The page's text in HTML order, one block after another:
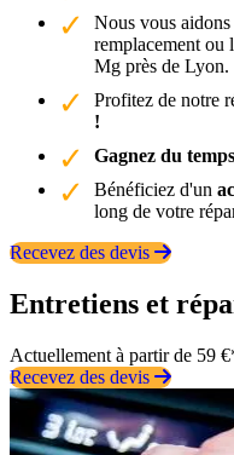
Nous vous
remplacement ou
Mg près de Lyon.
Profitez de notre
!
Gagnez du temps
Bénéficiez d'un
long de votre
Recevez des devis
Entretiens et
Actuellement à partir de 59
Recevez des devis